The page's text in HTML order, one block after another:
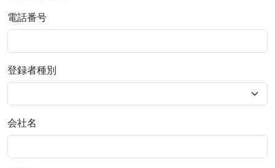
電話番号
登録者種別
会社名